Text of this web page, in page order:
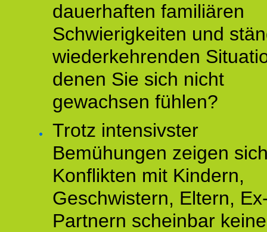
dauerhaften familiären
Schwierigkeiten und
wiederkehrenden
denen Sie sich nicht
gewachsen fühlen?
Trotz intensivster
Bemühungen zeigen
Konflikten mit Kindern,
Geschwistern, Eltern,
Partnern scheinbar keine